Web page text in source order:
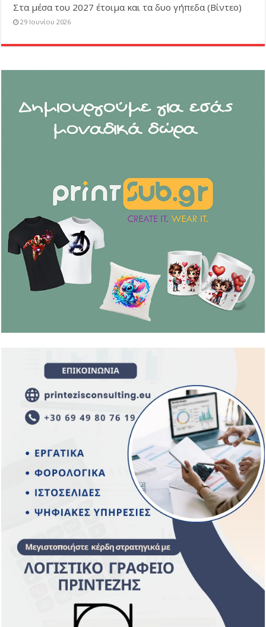
Στα μέσα του 2027 έτοιμα και τα δυο γήπεδα (Βίντεο)
29 Ιουνίου 2026